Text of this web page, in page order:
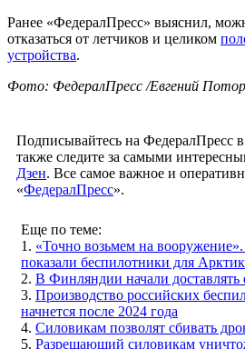
Ранее «ФедералПресс» выяснил,
отказаться от летчиков и целиком
устройства.
Фото: ФедералПресс /Евгений
Подписывайтесь на ФедералПресс в
также следите за самыми
Дзен. Все самое важное и
«ФедералПресс».
Еще по теме:
1. «Точно возьмем на
показали беспилотники для
2. В Финляндии начали доставлять
3. Производство российских
начнется после 2024 года
4. Силовикам позволят сбивать
5. Разрешающий силовикам